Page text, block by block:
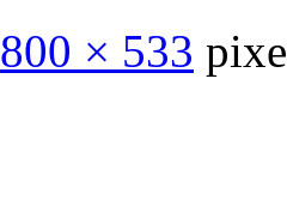
800 × 533